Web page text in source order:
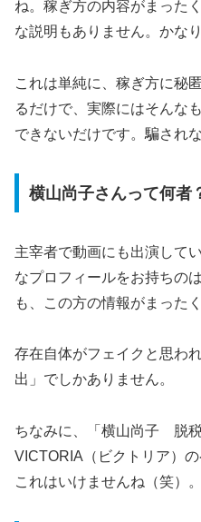
ね。稼ぎ方の内容がまった
な説明もありません。かな
これは単純に、稼ぎ方に秘
るだけで、実際にはそんな
できないだけです。騙され
横山尚子さんって何者
主宰者で動画にも出演して
なプロフィールをお持ちの
も、この方の情報がまった
存在自体がフェイクと思わ
出」でしかありません。
ちなみに、「横山尚子 脱税
VICTORIA（ビクトリア）
これはいけませんね（笑）。